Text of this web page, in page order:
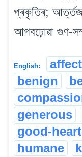
প্ৰকৃতিৰ;
আগবঢ়োৱা গুণ-
English:
benign
generous
good-
humane